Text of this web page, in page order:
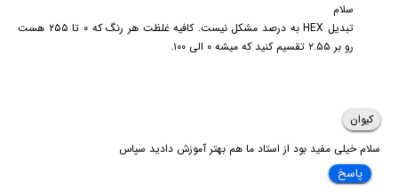
سلام
تبدیل HEX به درصد مشکل نیست. کافیه غلظت هر رنگ که ۰ تا ۲۵۵ هست
رو بر ۲.۵۵ تقسیم کنید که میشه ۰ الی ۱۰۰.
کیوان
سلام خیلی مفید بود از استاد ما هم بهتر آموزش دادید سپاس
پاسخ